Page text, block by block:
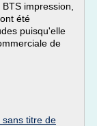
impression,
été
puisqu'elle
de
titre de